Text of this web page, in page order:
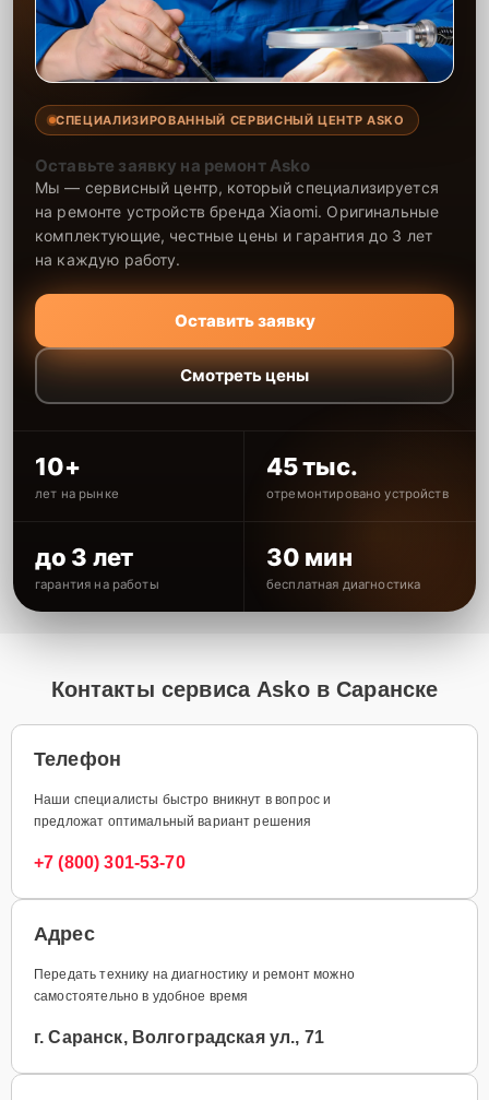
СПЕЦИАЛИЗИРОВАННЫЙ СЕРВИСНЫЙ ЦЕНТР ASKO
Оставьте заявку на ремонт Asko
Мы — сервисный центр, который специализируется
на ремонте устройств бренда Xiaomi. Оригинальные
комплектующие, честные цены и гарантия до 3 лет
на каждую работу.
Оставить заявку
Смотреть цены
10+
лет на рынке
45 тыс.
отремонтировано устройств
до 3 лет
гарантия на работы
30 мин
бесплатная диагностика
Контакты сервиса Asko в Саранске
Телефон
Наши специалисты быстро вникнут в вопрос и
предложат оптимальный вариант решения
+7 (800) 301-53-70
Адрес
Передать технику на диагностику и ремонт можно
самостоятельно в удобное время
г. Саранск, Волгоградская ул., 71